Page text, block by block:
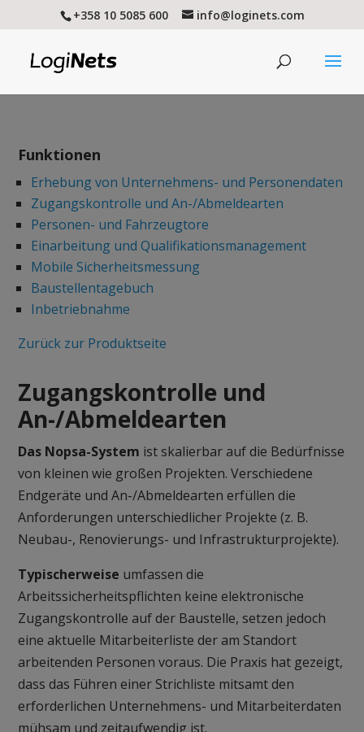
+358 10 5085 600 info@loginets.com
Funktionen
Erhebung von Unternehmens- und Personendaten
Zugangskontrolle und An-/Abmeldearten
Personen- und Fahrzeugtore
Einarbeitung und Qualifikationsmanagement
Mobile Sicherheitsmessung
Baustellentagebuch
Inbetriebnahme
Zurück zur Produktseite
Zugangskontrolle und
An-/Abmeldearten
Das Nopsa-System ist skalierbar auf die Bedürfnisse
von kleinen wie großen Projekten. Verschiedene
Endgeräte und An-/Abmeldearten erfüllen die
Anforderungen unterschiedlicher Projekte (z. B.
Neubau-, Renovierungs- und Infrastrukturprojekte).
Typischerweise umfassen die
Arbeitssicherheitspflichten keine elektronische
Zugangskontrolle auf der Baustelle, setzen jedoch
eine aktuelle Mitarbeiterliste der am Standort
arbeitenden Personen voraus. Die Praxis hat gezeigt,
dass das Führen einer Strichliste mitsamt den
erforderlichen Unternehmens- und Mitarbeiterdaten
mühsam und zeitaufwendig ist.